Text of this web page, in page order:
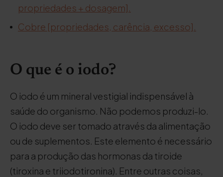
propriedades + dosagem].
Cobre [propriedades, carência, excesso].
O que é o iodo?
O iodo é um mineral vestigial indispensável à
saúde do organismo. Não podemos produzi-lo.
O iodo deve ser tomado através da alimentação
ou de suplementos. Este elemento é necessário
para a produção das hormonas da tiroide
(tiroxina e triiodotironina). Entre outras coisas,